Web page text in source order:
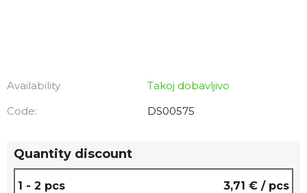
Availability
Takoj dobavljivo
Code:
DS00575
Quantity discount
1 - 2 pcs 3,71 € / pcs